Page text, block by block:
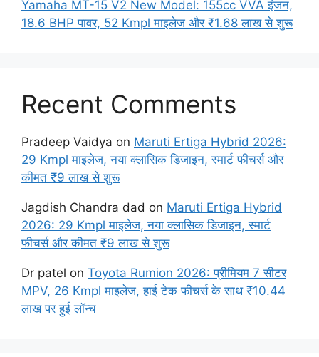
Yamaha MT-15 V2 New Model: 155cc VVA इंजन,
18.6 BHP पावर, 52 Kmpl माइलेज और ₹1.68 लाख से शुरू
Recent Comments
Pradeep Vaidya on Maruti Ertiga Hybrid 2026:
29 Kmpl माइलेज, नया क्लासिक डिजाइन, स्मार्ट फीचर्स और
कीमत ₹9 लाख से शुरू
Jagdish Chandra dad on Maruti Ertiga Hybrid
2026: 29 Kmpl माइलेज, नया क्लासिक डिजाइन, स्मार्ट
फीचर्स और कीमत ₹9 लाख से शुरू
Dr patel on Toyota Rumion 2026: प्रीमियम 7 सीटर
MPV, 26 Kmpl माइलेज, हाई टेक फीचर्स के साथ ₹10.44
लाख पर हुई लॉन्च